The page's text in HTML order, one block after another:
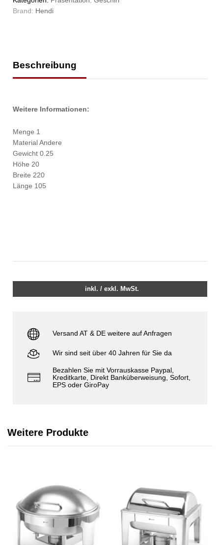
Brand: Hendi
Beschreibung
Weitere Informationen:
Menge 1
Material Andere
Gewicht 0.25
Höhe 20
Breite 220
Länge 105
inkl. / exkl. MwSt.
Versand AT & DE weitere auf Anfragen
Wir sind seit über 40 Jahren für Sie da
Bezahlen Sie mit Vorrauskasse Paypal,
Kreditkarte, Direkt Banküberweisung, Sofort,
EPS oder GiroPay
Weitere Produkte